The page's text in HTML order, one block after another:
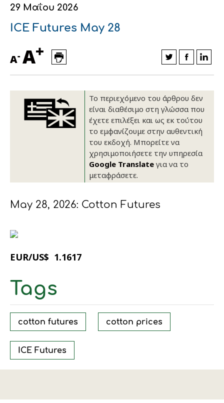
Οικονομικά στοιχεία
Εταιρική δομή
Καινοτομία
Επικοινωνία
Πως θα μας βρείτε
ΑΚΟΛΟΥΘΗΣΤΕ ΜΑΣ
Εξαγωγές
Πως θα μας βρείτε
ΑΚΟΛΟΥΘΗΣΤΕ ΜΑΣ
Ευφυής γεωργία
Συμβουλευτική στο χωράφι
Εκκόκκιση για λογαριασμό του
παραγωγού
Ιατρικές υπηρεσίες
Πως θα μας βρείτε
ΑΚΟΛΟΥΘΗΣΤΕ ΜΑΣ
Αλυσίδα βάμβακος
Πως θα μας βρείτε
ΑΚΟΛΟΥΘΗΣΤΕ ΜΑΣ
Κλωστοϋφαντουργία - Ένδυση
Πως θα μας βρείτε
ΑΚΟΛΟΥΘΗΣΤΕ ΜΑΣ
Πως θα μας βρείτε
ΑΚΟΛΟΥΘΗΣΤΕ ΜΑΣ
29 Μαΐου 2026
ICE Futures May 28
A- A+
Το περιεχόμενο του άρθρου δεν
είναι διαθέσιμο στη γλώσσα που
έχετε επιλέξει και ως εκ τούτου
το εμφανίζουμε στην αυθεντική
του εκδοχή. Μπορείτε να
χρησιμοποιήσετε την υπηρεσία
Google Translateγια να το
μεταφράσετε.
May 28, 2026: Cotton Futures
EUR/US$ 1.1617
Tags
cotton futures cotton prices
ICE Futures